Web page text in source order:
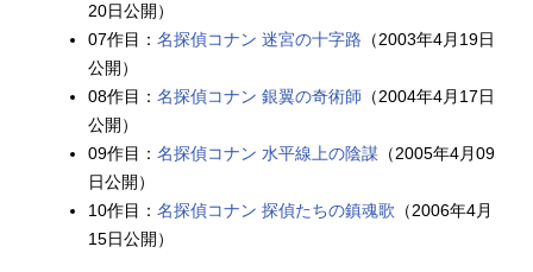
20日公開）
07作目： 名探偵コナン 迷宮の十字路 （2003年4月19日
公開）
08作目： 名探偵コナン 銀翼の奇術師 （2004年4月17日
公開）
09作目： 名探偵コナン 水平線上の陰謀 （2005年4月09
日公開）
10作目： 名探偵コナン 探偵たちの鎮魂歌 （2006年4月
15日公開）